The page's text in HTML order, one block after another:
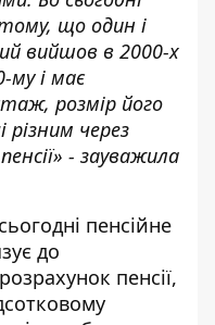
що один і
вийшов в 2000-х
му і має
розмір його
різним через
- зауважила
пенсійне
до
пенсії,